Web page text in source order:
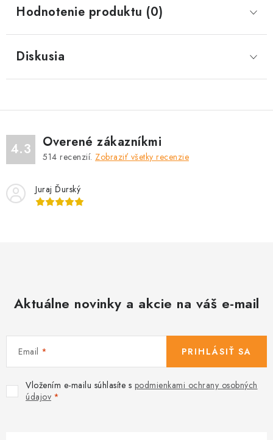
Hodnotenie produktu (0)
Diskusia
4.3 Overené zákazníkmi
514 recenzií. Zobraziť všetky recenzie
Juraj Ďurský
Aktuálne novinky a akcie na váš e-mail
Email
Vložením e-mailu súhlasíte s podmienkami ochrany osobných
údajov
PRIHLÁSIŤ SA